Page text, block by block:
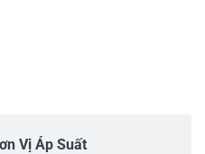
Vị Áp Suất